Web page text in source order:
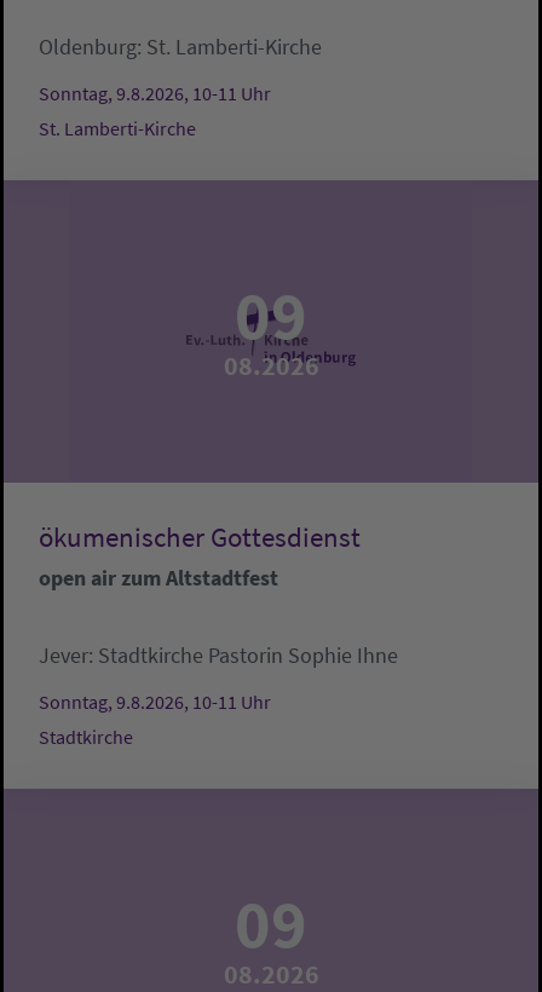
Oldenburg: St. Lamberti-Kirche
Sonntag, 9.8.2026, 10-11 Uhr
St. Lamberti-Kirche
09
08.2026
ökumenischer Gottesdienst
open air zum Altstadtfest
Jever: Stadtkirche Pastorin Sophie Ihne
Sonntag, 9.8.2026, 10-11 Uhr
Stadtkirche
09
08.2026